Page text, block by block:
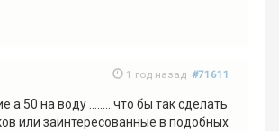
1 год назад #71611
а 50 на воду .........что бы так сделать
или заинтересованные в подобных